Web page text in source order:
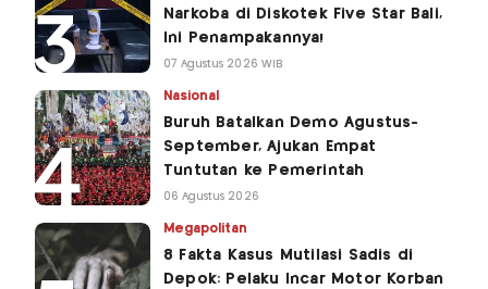
Narkoba di Diskotek Five Star Bali,
Ini Penampakannya!
07 Agustus 2026 WIB
Nasional
Buruh Batalkan Demo Agustus-
September, Ajukan Empat
Tuntutan ke Pemerintah
06 Agustus 2026
Megapolitan
8 Fakta Kasus Mutilasi Sadis di
Depok: Pelaku Incar Motor Korban